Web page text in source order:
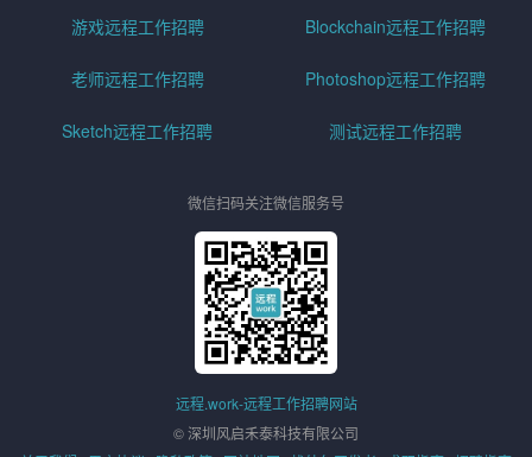
游戏远程工作招聘 Blockchain远程工作招聘
老师远程工作招聘 Photoshop远程工作招聘
Sketch远程工作招聘 测试远程工作招聘
微信扫码关注微信服务号
远程.work-远程工作招聘网站
© 深圳风启禾泰科技有限公司